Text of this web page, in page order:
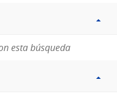
esta búsqueda